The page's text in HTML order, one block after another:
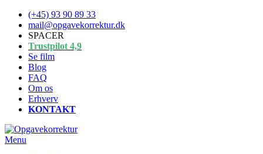
Spring
indhold
(+45) 93 90 89 33
mail@opgavekorrektur.dk
SPACER
Trustpilot 4,9
Se film
Blog
FAQ
Om os
Erhverv
KONTAKT
Menu